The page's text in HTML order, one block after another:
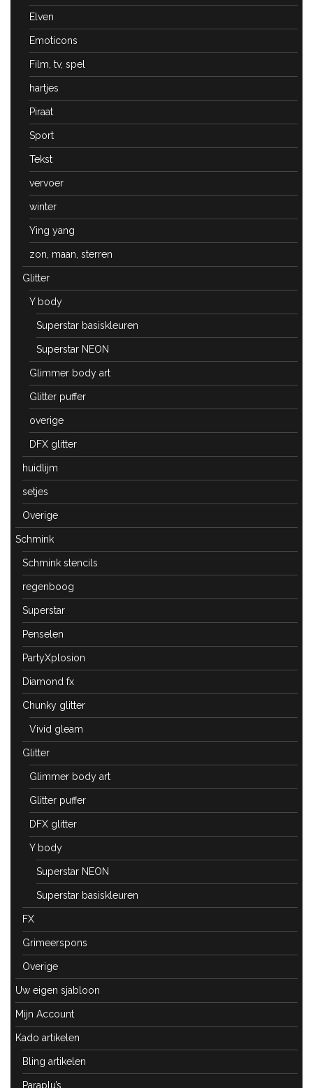
Elven
Emoticons
Film, tv, spel
hartjes
Piraat
Sport
Tekst
vervoer
winter
Ying yang
zon, maan, sterren
Glitter
Y body
Superstar basiskleuren
Superstar NEON
Glimmer body art
Glitter puffer
overige
DFX glitter
huidlijm
setjes
Overige
Schmink
Schmink stencils
regenboog
Superstar
Penselen
PartyXplosion
Diamond fx
Chunky glitter
Vivid gleam
Glitter
Glimmer body art
Glitter puffer
DFX glitter
Y body
Superstar NEON
Superstar basiskleuren
FX
Grimeerspons
Overige
Uw eigen sjabloon
Mijn Account
Kado artikelen
Bling artikelen
Paraplu’s